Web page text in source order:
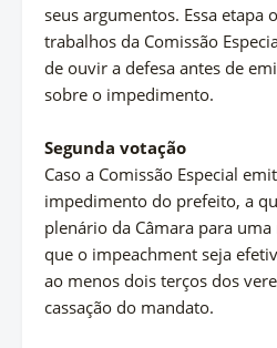
seus argumentos. Essa etapa
trabalhos da Comissão
de ouvir a defesa antes de
sobre o impedimento.
Segunda votação
Caso a Comissão Especial
impedimento do prefeito, a
plenário da Câmara para
que o impeachment seja
ao menos dois terços dos
cassação do mandato.